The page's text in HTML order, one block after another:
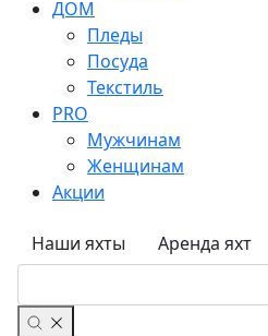
ДОМ
Пледы
Посуда
Текстиль
PRO
Мужчинам
Женщинам
Акции
Наши яхты Аренда яхт